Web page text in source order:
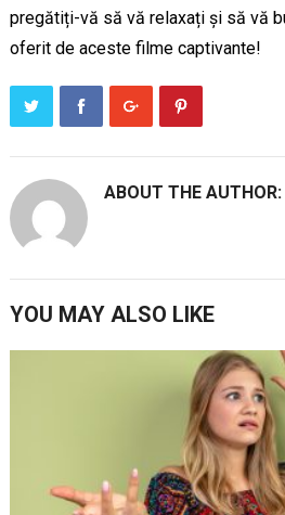
pregătiți-vă să vă relaxați și să vă
oferit de aceste filme captivante!
ABOUT THE AUTHOR:
YOU MAY ALSO LIKE